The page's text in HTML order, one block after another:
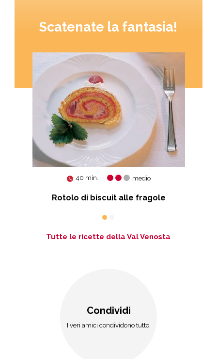
Scatenate la fantasia!
40 min. medio
Rotolo di biscuit alle fragole
Tutte le ricette della Val Venosta
Condividi
I veri amici condividono tutto.